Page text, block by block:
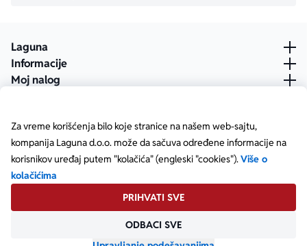
Za vreme korišćenja bilo koje stranice na našem web-sajtu,
kompanija Laguna d.o.o. može da sačuva određene informacije na
korisnikov uređaj putem "kolačića" (engleski "cookies").Više o
kolačićima
PRIHVATI SVE
ODBACI SVE
Laguna
Informacije
Moj nalog
Copyright © Laguna d.o.o. Starine Novaka 23, Beograd •
Posetite našu Facebook stranicu
Posetite našu X stranicu
Posetite našu Instagram stranicu
Posetite naš YouTube
Posetite našu TikTok stranicu
Posetite našu LinkedIn stranicu